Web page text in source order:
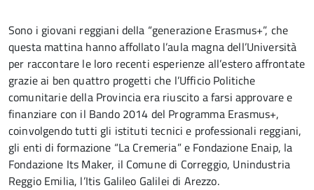
Sono i giovani reggiani della “generazione Erasmus+”, che
questa mattina hanno affollato l’aula magna dell’Università
per raccontare le loro recenti esperienze all’estero affrontate
grazie ai ben quattro progetti che l’Ufficio Politiche
comunitarie della Provincia era riuscito a farsi approvare e
finanziare con il Bando 2014 del Programma Erasmus+,
coinvolgendo tutti gli istituti tecnici e professionali reggiani,
gli enti di formazione “La Cremeria” e Fondazione Enaip, la
Fondazione Its Maker, il Comune di Correggio, Unindustria
Reggio Emilia, l’Itis Galileo Galilei di Arezzo.